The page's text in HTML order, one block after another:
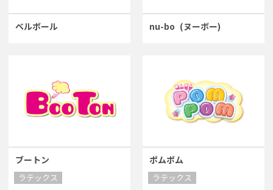
ベルボール nu-bo (ヌーボー)
ブートン
ラテックス
ポムポム
ラテックス